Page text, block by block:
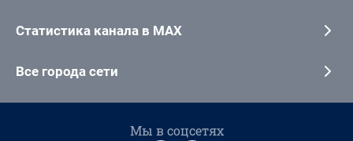
Статистика канала в MAX
Все города сети
Мы в соцсетях